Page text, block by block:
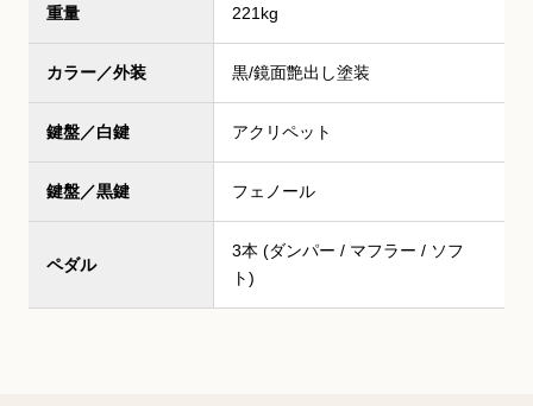
重量 221kg
カラー／外装 黒/鏡面艶出し塗装
鍵盤／白鍵 アクリペット
鍵盤／黒鍵 フェノール
ペダル
3本 (ダンパー / マフラー / ソフ
ト)